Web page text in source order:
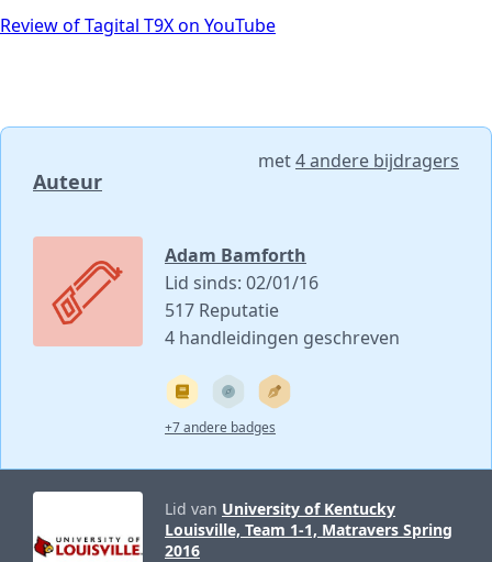
Review of Tagital T9X on YouTube
Auteur
met4 andere bijdragers
Adam Bamforth
Lid sinds: 02/01/16
517 Reputatie
4 handleidingen geschreven
+7 andere badges
Lid van University of Kentucky
Louisville, Team 1-1, Matravers Spring
2016